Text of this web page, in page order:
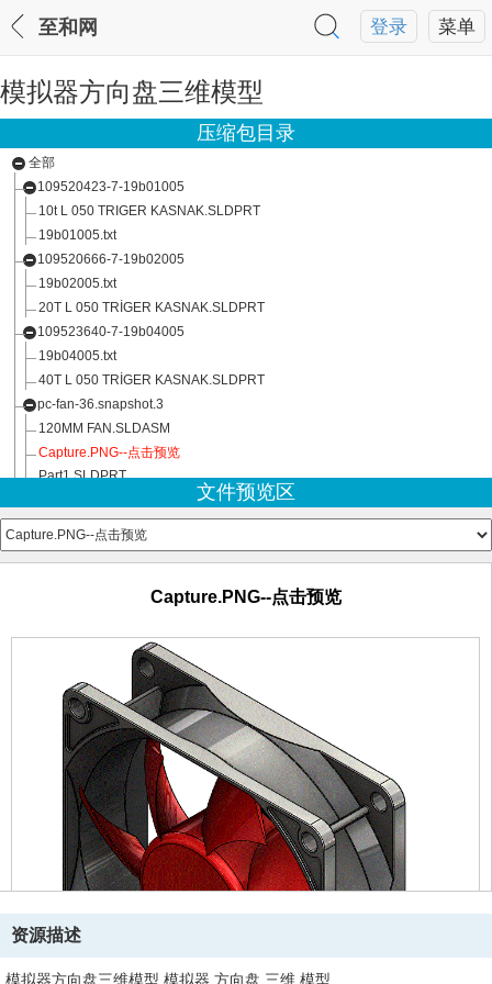
菜单
登录
至和网
模拟器方向盘三维模型
压缩包目录
全部
109520423-7-19b01005
10t L 050 TRIGER KASNAK.SLDPRT
19b01005.txt
109520666-7-19b02005
19b02005.txt
20T L 050 TRİGER KASNAK.SLDPRT
109523640-7-19b04005
19b04005.txt
40T L 050 TRİGER KASNAK.SLDPRT
pc-fan-36.snapshot.3
120MM FAN.SLDASM
Capture.PNG--点击预览
Part1.SLDPRT
sanyo-denki-fan-12-cm-1.snapshot.2
1.JPG--点击预览
SANYO DENKI San Ace 120.SLDPRT
ARDUİNO LEONARDO KABLOLAMA.png--点击预览
Direksiyon Tutucu.SLDPRT
DIŞ GÖVDE SACI.SLDPRT
DİREKSİYON GÖBEĞİ.SLDPRT
DİREKSİYON KOMPLESİ.SLDASM
DİREKSİYON KOMPLESİ.STEP
DİREKSİYON MONTAJI.SLDASM
DİREKSİYON MİLİ.SLDPRT
ENCODER BRAKETİ.SLDPRT
KABLO KAPAĞI.SLDPRT
MBB1.SLDPRT
Motor - RS-775.SLDPRT
MOTOR BAĞLANTI BRAKETİ.SLDPRT
OVW6-10-2HC (1000 PULSE ENCODER).SLDPRT
文件预览区
Capture.PNG--点击预览
资源描述
模拟器方向盘三维模型,模拟器,方向盘,三维,模型